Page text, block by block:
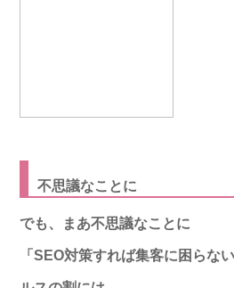
不思議なことに
でも、まあ不思議なことに
「SEO対策すれば集客に困らな